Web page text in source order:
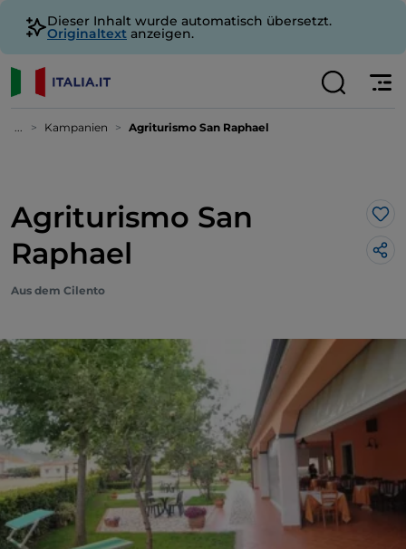
Dieser Inhalt wurde automatisch übersetzt.
Originaltext anzeigen.
... Kampanien Agriturismo San Raphael
Agriturismo San
Raphael
Aus dem Cilento